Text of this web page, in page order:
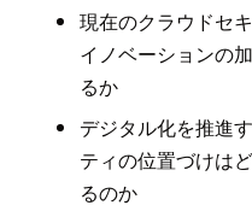
現在のクラウドセ
イノベーションの
るか
デジタル化を推進
ティの位置づけは
るのか